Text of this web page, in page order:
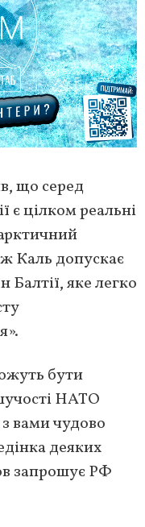
що серед
є цілком реальні
Каль допускає
Балтії, яке легко
бути
НАТО
вами чудово
деяких
запрошує РФ